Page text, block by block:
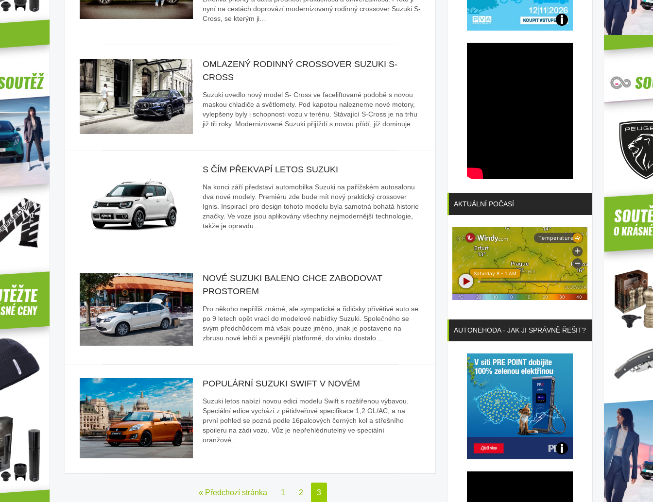
nyní na cestách doprovází modernizovaný rodinný crossover Suzuki S-
Cross, se kterým ji…
OMLAZENÝ RODINNÝ CROSSOVER SUZUKI S-
CROSS
Suzuki uvedlo nový model S- Cross ve faceliftované podobě s novou
maskou chladiče a světlomety. Pod kapotou nalezneme nové motory,
vylepšeny byly i schopnosti vozu v terénu. Stávající S-Cross je na trhu
již tři roky. Modernizované Suzuki přijíždí s novou přídí, jíž dominuje…
S ČÍM PŘEKVAPÍ LETOS SUZUKI
Na konci září představí automobilka Suzuki na pařížském autosalonu
dva nové modely. Premiéru zde bude mít nový praktický crossover
Ignis. Inspirací pro design tohoto modelu byla samotná bohatá historie
značky. Ve voze jsou aplikovány všechny nejmodernější technologie,
takže je opravdu…
NOVÉ SUZUKI BALENO CHCE ZABODOVAT
PROSTOREM
Pro někoho nepříliš známé, ale sympatické a řidičsky přívětivé auto se
po 9 letech opět vrací do modelové nabídky Suzuki. Společného se
svým předchůdcem má však pouze jméno, jinak je postaveno na
zbrusu nové lehčí a pevnější platformě, do vínku dostalo…
POPULÁRNÍ SUZUKI SWIFT V NOVÉM
Suzuki letos nabízí novou edici modelu Swift s rozšířenou výbavou.
Speciální edice vychází z pětidveřové specifikace 1,2 GL/AC, a na
první pohled se pozná podle 16palcových černých kol a střešního
spoileru na zádi vozu. Vůz je nepřehlédnutelný ve speciální
oranžové…
« Předchozí stránka 1 2 3
Přijďte
AKTUÁLNÍ POČASÍ
AUTONEHODA - JAK JI SPRÁVNĚ ŘEŠIT?
Poznejte